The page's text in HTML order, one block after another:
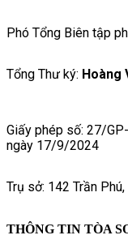
Phó Tổng Biên tập
Tổng Thư ký: Hoàng
Giấy phép số: 27/
ngày 17/9/2024
Trụ sở: 142 Trần
THÔNG TIN TÒA